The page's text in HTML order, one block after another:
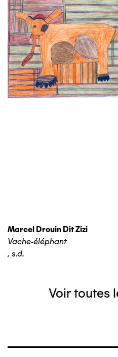
Marcel Drouin Dit Zizi
Vache-éléphant
, s.d.
Voir toutes